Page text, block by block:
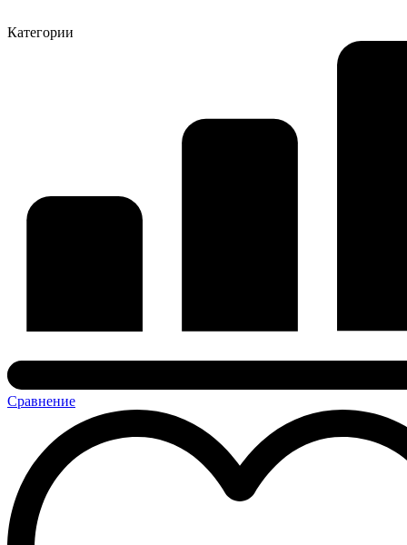
Категории
Сравнение